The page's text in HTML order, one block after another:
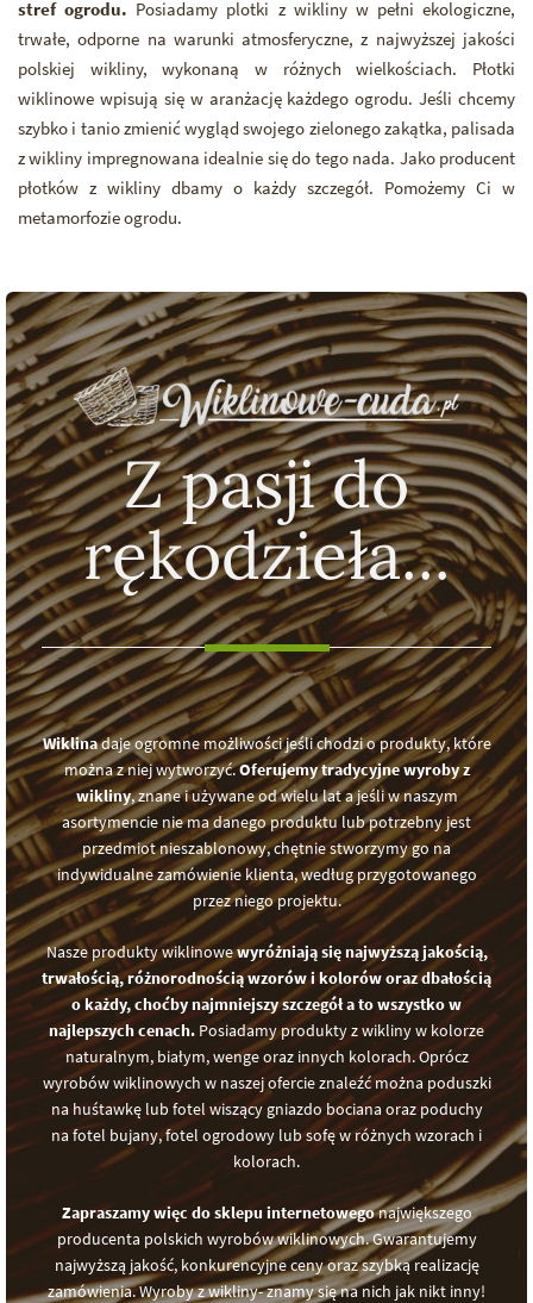
stref ogrodu. Posiadamy plotki z wikliny w pełni ekologiczne,
trwałe, odporne na warunki atmosferyczne, z najwyższej jakości
polskiej wikliny, wykonaną w różnych wielkościach. Płotki
wiklinowe wpisują się w aranżację każdego ogrodu. Jeśli chcemy
szybko i tanio zmienić wygląd swojego zielonego zakątka, palisada
z wikliny impregnowana idealnie się do tego nada. Jako producent
płotków z wikliny dbamy o każdy szczegół. Pomożemy Ci w
metamorfozie ogrodu.
Z pasji do
rękodzieła...
Wiklinadaje ogromne możliwości jeśli chodzi o produkty, które
można z niej wytworzyć.Oferujemy tradycyjne wyroby z
wikliny, znane i używane od wielu lat a jeśli w naszym
asortymencie nie ma danego produktu lub potrzebny jest
przedmiot nieszablonowy, chętnie stworzymy go na
indywidualne zamówienie klienta, według przygotowanego
przez niego projektu.
Nasze produkty wiklinowewyróżniają się najwyższą jakością,
trwałością, różnorodnością wzorów i kolorów oraz dbałością
o każdy, choćby najmniejszy szczegół a to wszystko w
najlepszych cenach. Posiadamy produkty z wikliny w kolorze
naturalnym, białym, wenge oraz innych kolorach. Oprócz
wyrobów wiklinowych w naszej ofercie znaleźć można poduszki
na huśtawkę lub fotel wiszący gniazdo bociana oraz poduchy
na fotel bujany, fotel ogrodowy lub sofę w różnych wzorach i
kolorach.
Zapraszamy więc do sklepu internetowegonajwiększego
producenta polskich wyrobów wiklinowych. Gwarantujemy
najwyższą jakość, konkurencyjne ceny oraz szybką realizację
zamówienia. Wyroby z wikliny- znamy się na nich jak nikt inny!